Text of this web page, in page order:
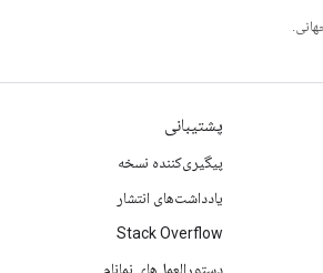
پشتیبانی
پیگیری‌کننده نسخه
یادداشت‌های انتشار
Stack Overflow
دستورالعمل‌های نمانام